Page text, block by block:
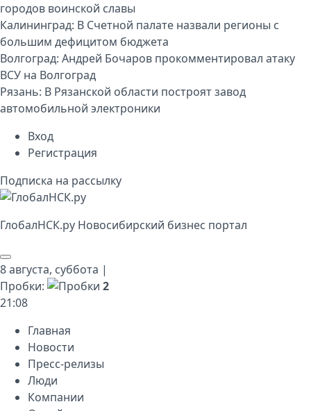
городов воинской славы
Калининград: В Счетной палате назвали регионы с
большим дефицитом бюджета
Волгоград: Андрей Бочаров прокомментировал атаку
ВСУ на Волгоград
Рязань: В Рязанской области построят завод
автомобильной электроники
Вход
Регистрация
Подписка на рассылку
ГлобалНСК.py Новосибирский бизнес портал
8 августа, суббота |
Пробки:
2
21:08
Главная
Новости
Пресс-релизы
Люди
Компании